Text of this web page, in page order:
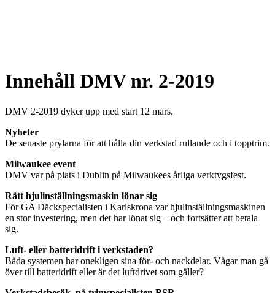
Innehåll DMV nr. 2-2019
DMV 2-2019 dyker upp med start 12 mars.
Nyheter
De senaste prylarna för att hålla din verkstad rullande och i topptrim.
Milwaukee event
DMV var på plats i Dublin på Milwaukees årliga verktygsfest.
Rätt hjulinställningsmaskin lönar sig
För GA Däckspecialisten i Karlskrona var hjulinställningsmaskinen
en stor investering, men det har lönat sig – och fortsätter att betala
sig.
Luft- eller batteridrift i verkstaden?
Båda systemen har onekligen sina för- och nackdelar. Vågar man gå
över till batteridrift eller är det luftdrivet som gäller?